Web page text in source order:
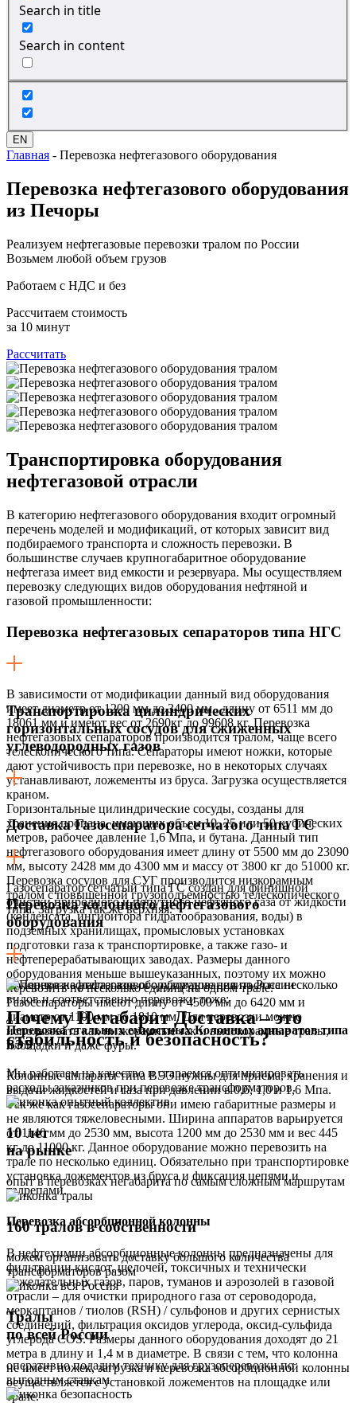
Search in title
Search in content
EN
Главная - Перевозка нефтегазового оборудования
Перевозка нефтегазового оборудования
из Печоры
Реализуем нефтегазовые перевозки тралом по России
Возьмем любой объем грузов
Работаем с НДС и без
Рассчитаем стоимость
за 10 минут
Рассчитать
Транспортировка оборудования
нефтегазовой отрасли
В категорию нефтегазового оборудования входит огромный
перечень моделей и модификаций, от которых зависит вид
подбираемого транспорта и сложность перевозки. В
большинстве случаев крупногабаритное оборудование
нефтегаза имеет вид емкости и резервуара. Мы осуществляем
перевозку следующих видов оборудования нефтяной и
газовой промышленности:
Перевозка нефтегазовых сепараторов типа НГС
В зависимости от модификации данный вид оборудования
имеет диаметр от 1200 мм до 3400 мм , длину от 6511 мм до
18061 мм и имеют вес от 2690кг до 99608 кг. Перевозка
нефтегазовых сепараторов производится тралом, чаще всего
телескопического типа. Сепараторы имеют ножки, которые
дают устойчивость при перевозке, но в некоторых случаях
устанавливают, ложементы из бруса. Загрузка осуществляется
краном.
Транспортировка цилиндрических
горизонтальных сосудов для сжиженных
углеводородных газов
Горизонтальные цилиндрические сосуды, созданы для
хранения пропана, имеющих объем 10, 25 или 50 кубических
метров, рабочее давление 1,6 Мпа, и бутана. Данный тип
нефтегазового оборудования имеет длину от 5500 мм до 23090
мм, высоту 2428 мм до 4300 мм и массу от 3800 кг до 51000 кг.
Перевозка сосудов для СУГ производится низкорамным
тралом с повышенной грузоподъемностью телескопического
типа. Загрузка так же верхняя.
Доставка Газосепаратора сетчатого типа ГС
Газосепаратор сетчатый типа ГС создан для финишной
очистки природного и попутного нефтяного газа от жидкости
(конденсата, ингибитора гидратообразования, воды) в
подземных хранилищах, промысловых установках
подготовки газа к транспортировке, а также газо- и
нефтеперерабатывающих заводах. Размеры данного
оборудования меньше вышеуказанных, поэтому их можно
перевозить по несколько единиц на одном трале.
Газосепараторы имеют длину от 4500 мм до 6420 мм и
диаметр от 1100 мм до 1810 мм. Для перевозки можно
использовать как низкорамные так и высокорамные тралы,
площадки и даже фуры.
Перевозка колонного нефтегазового
оборудования
Колонное нефтегазовое оборудование делиться на несколько
видов и соответственно перевозки тоже:
Перевозка стальных емкостных Колонных аппаратов типа
ВЭЭ
Колонные аппараты типа ВЭЭ нужны для приема, хранения и
выдачи жидкостей и газа при давлении в 0,6, 1,0 и 1,6 Мпа.
Так же как газосепараторы они имею габаритные размеры и
не являются тяжеловесными. Ширина аппаратов варьируется
от 1140 мм до 2530 мм, высота 1200 мм до 2530 мм и вес 445
кг до 11000 кг. Данное оборудование можно перевозить на
трале по несколько единиц. Обязательно при транспортировке
установка ложементов из бруса и фиксация цепями и
талрепами.
Перевозка абсорбционной колонны
В нефтехимии абсорбционные колонны предназначены для
фильтрации кислот, щелочей, токсичных и технически
нежелательных газов, паров, туманов и аэрозолей в газовой
отрасли – для очистки природного газа от сероводорода,
меркаптанов / тиолов (RSH) / сульфонов и других сернистых
соединений, фильтрация оксидов углерода, оксид-сульфида
углерода COS. Размеры данного оборудования доходят до 21
метра в длину и 1,4 м в диаметре. В связи с тем, что колонна
не имеет ножек, загрузка и перевозка абсорбционной колонны
осуществляется с установкой ложементов на площадке или
трале.
Почему Негабарит Доставка – это
стабильность и безопасность?
Мы работаем на качество и стараемся оптимизировать
расходы заказчиков при перевозке трансформаторов.
10 лет
на рынке
опыт в перевозках негабарита по самым сложным маршрутам
160 тралов в собственности
можем организовать доставку большого количества
трансформаторов разом
Тралы
по всей России
оперативно подадим технику для грузоперевозки по
выгодным ставкам